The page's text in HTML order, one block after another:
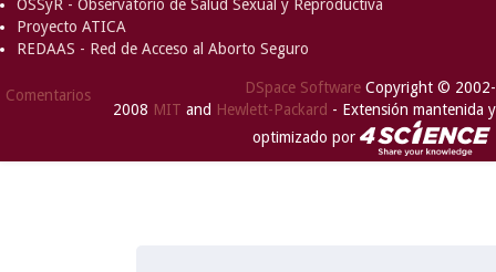
OSSyR - Observatorio de Salud Sexual y Reproductiva
Proyecto ATICA
REDAAS - Red de Acceso al Aborto Seguro
Comentarios DSpace Software Copyright © 2002-
2008 MIT and Hewlett-Packard - Extensión mantenida y
optimizado por